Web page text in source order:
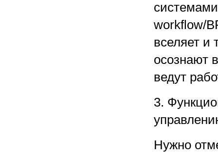
workflow/
вселяет и
осознают
ведут
3.
Нужно